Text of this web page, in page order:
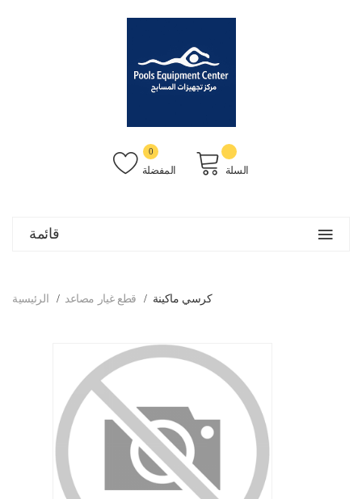
المفضلة
0
السلة
قائمة
الرئيسية قطع غيار مصاعد كرسي ماكينة